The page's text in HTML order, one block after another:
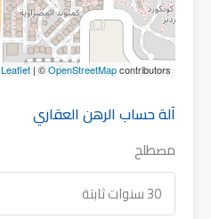
Leaflet | ©OpenStreetMapcontributors
آلة حساب الرهن العقاري
مصطلح
30 سنوات ثابتة